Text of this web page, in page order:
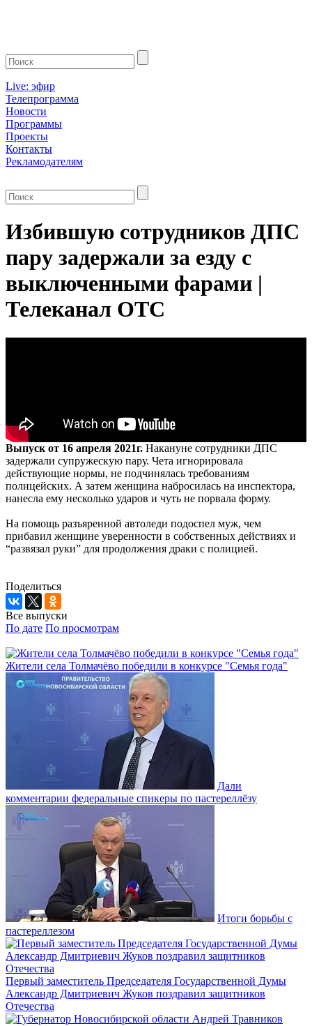
Live: эфир
Телепрограмма
Новости
Программы
Проекты
Контакты
Рекламодателям
Избившую сотрудников ДПС
пару задержали за езду с
выключенными фарами |
Телеканал ОТС
Выпуск от 16 апреля 2021г. Накануне сотрудники ДПС
задержали супружескую пару. Чета игнорировала
действующие нормы, не подчинялась требованиям
полицейских. А затем женщина набросилась на инспектора,
нанесла ему несколько ударов и чуть не порвала форму.
На помощь разъяренной автоледи подоспел муж, чем
прибавил женщине уверенности в собственных действиях и
“развязал руки” для продолжения драки с полицией.
Поделиться
Все выпуски
По дате По просмотрам
Жители села Толмачёво победили в конкурсе "Семья года"
Дали
комментарии федеральные спикеры по пастереллёзу
Итоги борьбы с
пастереллезом
Первый заместитель Председателя Государственной Думы
Александр Дмитриевич Жуков поздравил защитников
Отечества